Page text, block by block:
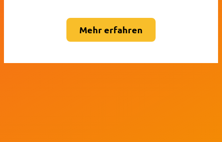
Mehr erfahren